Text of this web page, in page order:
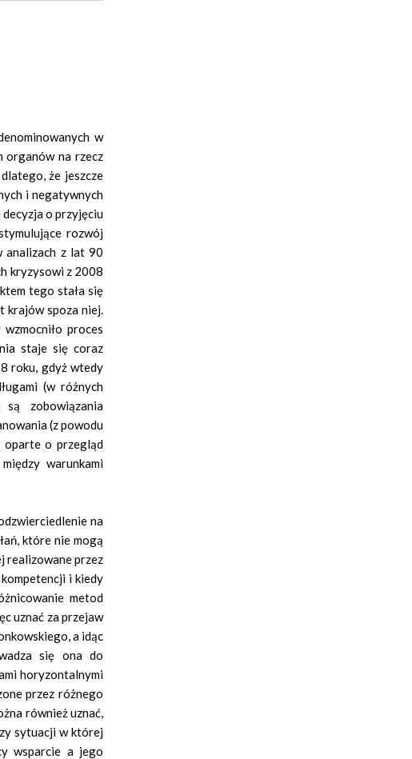
w
organów na rzecz
że jeszcze
i negatywnych
o przyjęciu
rozwój
analizach z lat 90
kryzysowi z 2008
tego stała się
krajów spoza niej.
proces
staje się coraz
roku, gdyż wtedy
(w różnych
są zobowiązania
(z powodu
oparte o przegląd
warunkami
na
które nie mogą
realizowane przez
i kiedy
metod
uznać za przejaw
a idąc
się ona do
horyzontalnymi
przez różnego
również uznać,
sytuacji w której
wsparcie a jego